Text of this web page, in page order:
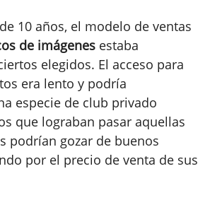
10 años, el modelo de ventas
de imágenes estaba
elegidos. El acceso para
era lento y podría
especie de club privado
que lograban pasar aquellas
podrían gozar de buenos
por el precio de venta de sus